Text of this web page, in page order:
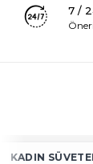
7 /